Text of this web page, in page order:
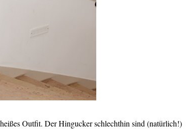
Outfit. Der Hingucker schlechthin sind (natürlich!)